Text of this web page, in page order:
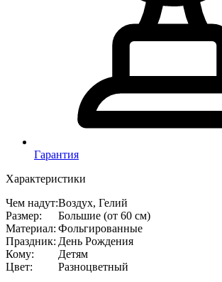
Гарантия
Характеристики
Чем надут:Воздух, Гелий
Размер:
Большие (от 60 см)
Материал: Фольгированные
Праздник: День Рождения
Кому:
Детям
Цвет:
Разноцветный